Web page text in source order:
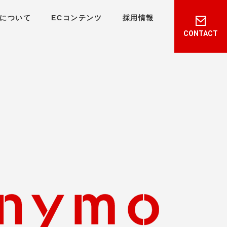
ついて ECコンテンツ 採用情報
CONTACT